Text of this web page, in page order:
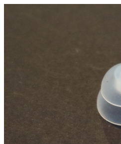
Signia Pure
Widex filters
Signia Active Mini IX - Oplaadbaar
De Signia Active Mini IX is het
Bekijk